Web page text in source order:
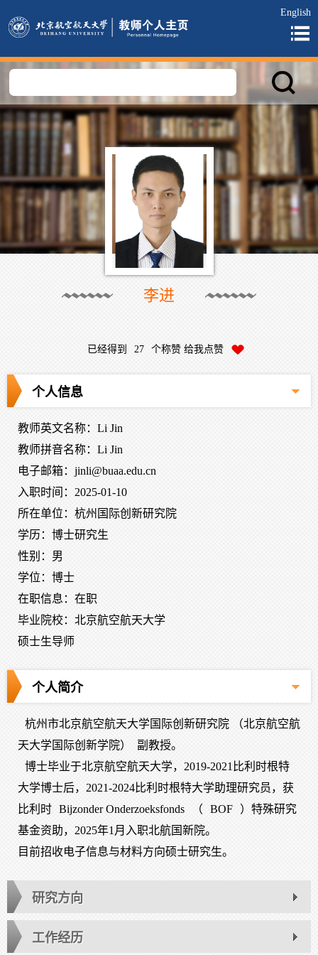
English
李进
已经得到 27 个称赞 给我点赞
个人信息
教师英文名称：Li Jin
教师拼音名称：Li Jin
电子邮箱： jinli@buaa.edu.cn
入职时间：2025-01-10
所在单位：杭州国际创新研究院
学历：博士研究生
性别：男
学位：博士
在职信息：在职
毕业院校：北京航空航天大学
硕士生导师
个人简介
杭州市北京航空航天大学国际创新研究院 （北京航空航
天大学国际创新学院） 副教授。
博士毕业于北京航空航天大学，2019-2021比利时根特
大学博士后，2021-2024比利时根特大学助理研究员，获
比利时 Bijzonder Onderzoeksfonds （ BOF ） 特殊研究
基金资助，2025年1月入职北航国新院。
目前招收电子信息与材料方向硕士研究生。
研究方向
工作经历